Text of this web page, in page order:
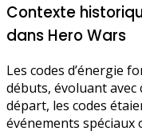
Contexte
dans Hero Wars
Les codes d’énergie
débuts, évoluant avec
départ, les codes
événements spéciaux